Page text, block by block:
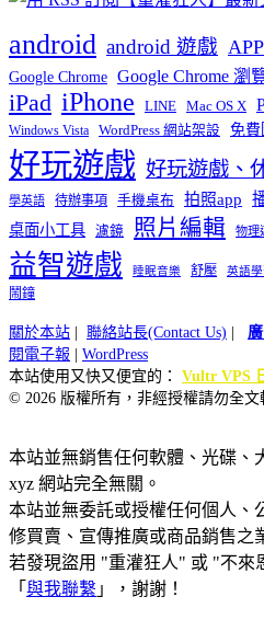
android android 遊戲 APP
Google Chrome Google Chrome 瀏
iPad iPhone LINE Mac OS X
Windows Vista WordPress 網站架設 免費
好玩遊戲 好玩遊戲、
學英語 待辦事項 手機桌布 拍照app
桌面小工具 濾鏡 照片編輯 物理
益智遊戲 睡眠音樂 舒壓 英語學
鬧鐘
關於本站 聯絡站長(Contact Us)
閱電子報
WordPress
本站使用又快又便宜的： Vultr VPS
© 2026 版權所有，非經授權請勿全文
本站並無銷售任何軟體、光碟、
xyz 網站完全無關。
本站並無委託或授權任何個人、
修買賣、宣傳推廣或商品銷售之
若發現盜用 "重灌狂人" 或 "不來
「 與我聯繫 」，謝謝！